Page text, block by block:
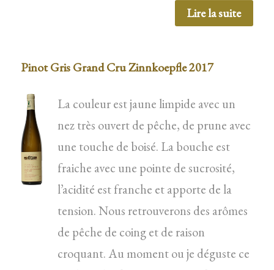
Lire la suite
Pinot Gris Grand Cru Zinnkoepfle 2017
La couleur est jaune limpide avec un
nez très ouvert de pêche, de prune avec
une touche de boisé. La bouche est
fraiche avec une pointe de sucrosité,
l’acidité est franche et apporte de la
tension. Nous retrouverons des arômes
de pêche de coing et de raison
croquant. Au moment ou je déguste ce